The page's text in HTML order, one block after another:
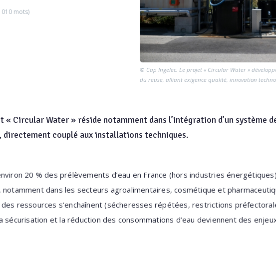
mots)
© Cap Ingelec. Le projet « Circular Water »
du reuse, alliant exigence qualité, innovation
« Circular Water » réside notamment dans l’intégration d’un système
directement couplé aux installations techniques.
20 % des prélèvements d’eau en France (hors industries
dans les secteurs agroalimentaires, cosmétique et
ressources s’enchaînent (sécheresses répétées, restrictions
sécurisation et la réduction des consommations d’eau deviennent des